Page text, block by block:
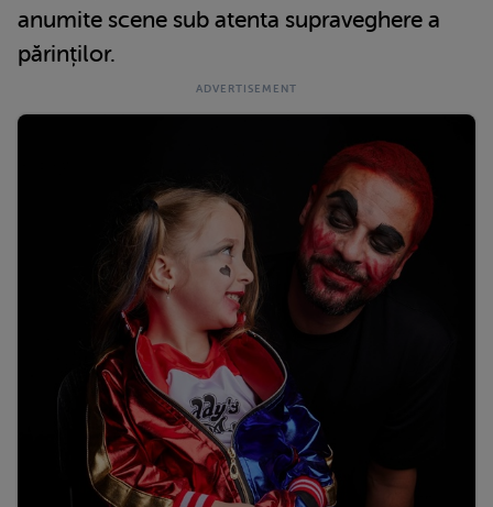
anumite scene sub atenta supraveghere a
părinților.